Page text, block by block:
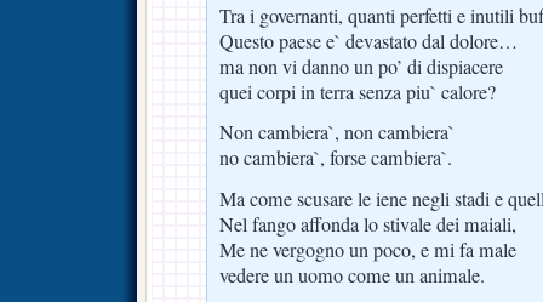
Tra i governanti, quanti perfetti e inutili
Questo paese e` devastato dal dolore…
ma non vi danno un po’ di dispiacere
quei corpi in terra senza piu` calore?
Non cambiera`, non cambiera`
no cambiera`, forse cambiera`.
Ma come scusare le iene negli stadi e
Nel fango affonda lo stivale dei maiali,
Me ne vergogno un poco, e mi fa male
vedere un uomo come un animale.